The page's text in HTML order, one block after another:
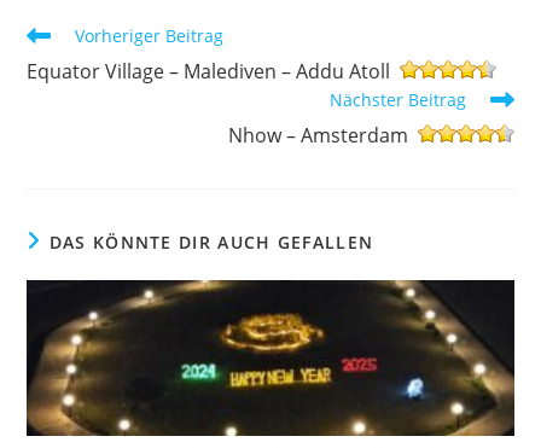
Weitere
ansehen
Vorheriger Beitrag
Equator Village – Malediven – Addu Atoll
Nächster Beitrag
Nhow – Amsterdam
DAS KÖNNTE DIR AUCH GEFALLEN